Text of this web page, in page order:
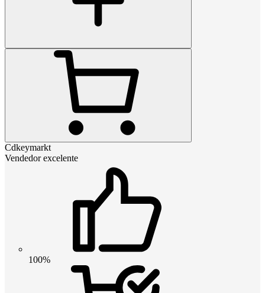
Cdkeymarkt
Vendedor excelente
100%